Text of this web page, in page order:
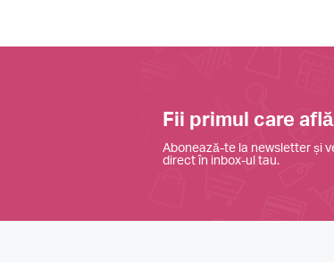
Fii primul care
Abonează-te la newsletter și
direct în inbox-ul tau.